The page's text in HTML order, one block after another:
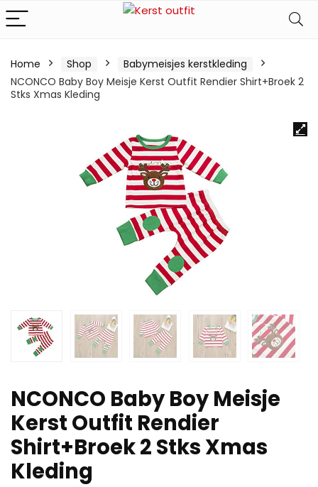
Home Shop
Babymeisjes kerstkleding
NCONCO Baby Boy Meisje Kerst Outfit Rendier Shirt+Broek 2
Stks Xmas Kleding
NCONCO Baby Boy Meisje
Kerst Outfit Rendier
Shirt+Broek 2 Stks Xmas
Kleding